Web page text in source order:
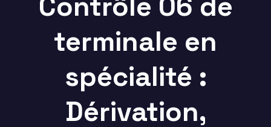
terminale en
spécialité :
Dérivation,